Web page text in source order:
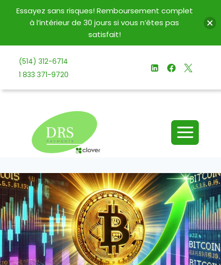
contenu
(514) 312-6714
1 833 371-9720
Essayez sans risques! Remboursement complet
à l’intérieur de 30 jours si vous n’êtes pas
satisfait!